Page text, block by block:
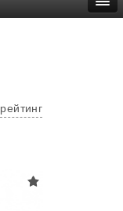
рейтинг